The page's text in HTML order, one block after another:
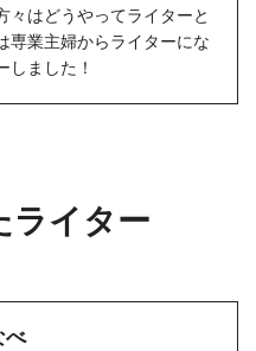
々はどうやってライターと
専業主婦からライターにな
しました！
ライター
べ